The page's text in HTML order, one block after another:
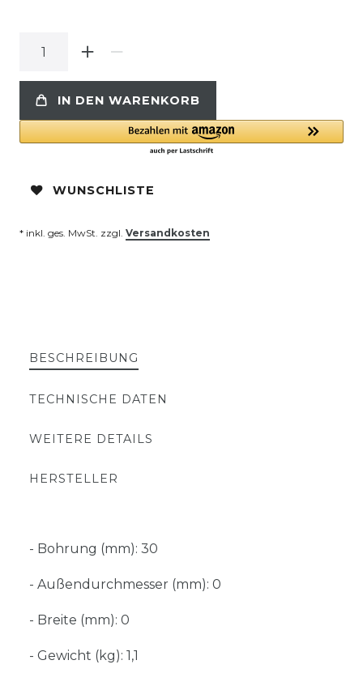
IN DEN WARENKORB
WUNSCHLISTE
* inkl. ges. MwSt. zzgl. Versandkosten
BESCHREIBUNG
TECHNISCHE DATEN
WEITERE DETAILS
HERSTELLER
- Bohrung (mm): 30
- Außendurchmesser (mm): 0
- Breite (mm): 0
- Gewicht (kg): 1,1